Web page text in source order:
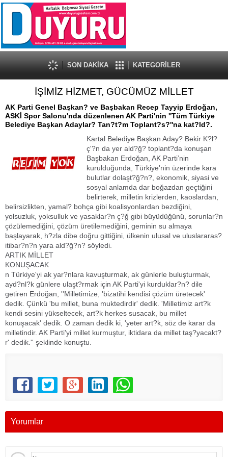
SON DAKİKA KATEGORİLER
İŞİMİZ HİZMET, GÜCÜMÜZ MİLLET
AK Parti Genel Başkan? ve Başbakan Recep Tayyip Erdoğan,
ASKİ Spor Salonu'nda düzenlenen AK Parti'nin ''Tüm Türkiye
Belediye Başkan Adaylar? Tan?t?m Toplant?s?''na kat?ld?.
Kartal Belediye Başkan Aday? Bekir K?l?
ç'?n da yer ald?ğ? toplant?da konuşan
Başbakan Erdoğan, AK Parti’nin
kurulduğunda, Türkiye'nin üzerinde kara
bulutlar dolaşt?ğ?n?, ekonomik, siyasi ve
sosyal anlamda dar boğazdan geçtiğini
belirterek, milletin krizlerden, kaoslardan,
belirsizlikten, yamal? bohça gibi koalisyonlardan bezdiğini,
yolsuzluk, yoksulluk ve yasaklar?n ç?ğ gibi büyüdüğünü, sorunlar?n
çözülemediğini, çözüm üretilemediğini, geminin su almaya
başlayarak, h?zla dibe doğru gittiğini, ülkenin ulusal ve uluslararas?
itibar?n?n yara ald?ğ?n? söyledi.
ARTIK MİLLET
KONUŞACAK
n Türkiye'yi ak yar?nlara kavuşturmak, ak günlerle buluşturmak,
ayd?nl?k günlere ulaşt?rmak için AK Parti'yi kurduklar?n? dile
getiren Erdoğan, ''Milletimize, 'bizatihi kendisi çözüm üretecek'
dedik. Çünkü 'bu millet, buna muktedirdir' dedik. 'Milletimiz art?k
kendi sesini yükseltecek, art?k herkes susacak, bu millet
konuşacak' dedik. O zaman dedik ki, 'yeter art?k, söz de karar da
milletindir. AK Parti'yi millet kurmuştur, iktidara da millet taş?yacakt?
r' dedik.'' şeklinde konuştu.
Yorumlar